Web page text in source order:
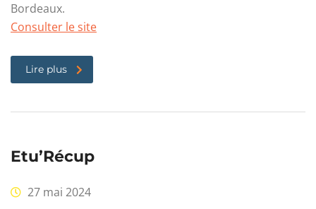
Bordeaux.
Consulter le site
Lire plus
Etu’Récup
27 mai 2024